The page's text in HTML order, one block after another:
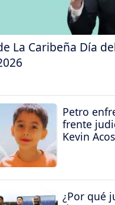
La Caribeña Día
Petro
frente
Kevin
¿Por qué